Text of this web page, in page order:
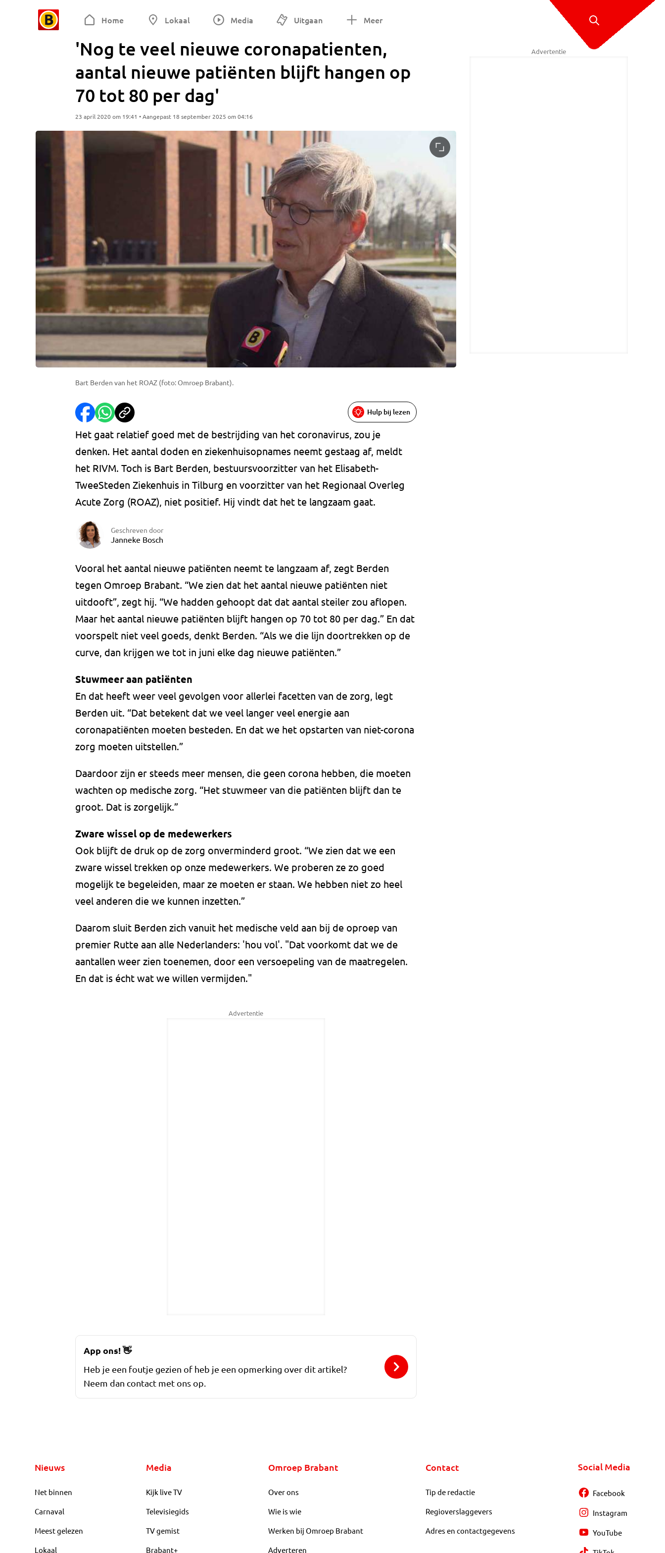
Home Lokaal Media Uitgaan Meer
'Nog te veel nieuwe coronapatienten,
aantal nieuwe patiënten blijft hangen op
70 tot 80 per dag'
23 april 2020 om 19:41 • Aangepast 18 september 2025 om 04:16
Bart Berden van het ROAZ (foto: Omroep Brabant).
Hulp bij lezen
Het gaat relatief goed met de bestrijding van het coronavirus, zou je
denken. Het aantal doden en ziekenhuisopnames neemt gestaag af, meldt
het RIVM. Toch is Bart Berden, bestuursvoorzitter van het Elisabeth-
TweeSteden Ziekenhuis in Tilburg en voorzitter van het Regionaal Overleg
Acute Zorg (ROAZ), niet positief. Hij vindt dat het te langzaam gaat.
Geschreven door
Janneke Bosch
Vooral het aantal nieuwe patiënten neemt te langzaam af, zegt Berden
tegen Omroep Brabant. “We zien dat het aantal nieuwe patiënten niet
uitdooft”, zegt hij. “We hadden gehoopt dat dat aantal steiler zou aflopen.
Maar het aantal nieuwe patiënten blijft hangen op 70 tot 80 per dag.” En dat
voorspelt niet veel goeds, denkt Berden. “Als we die lijn doortrekken op de
curve, dan krijgen we tot in juni elke dag nieuwe patiënten.”
Stuwmeer aan patiënten
En dat heeft weer veel gevolgen voor allerlei facetten van de zorg, legt
Berden uit. “Dat betekent dat we veel langer veel energie aan
coronapatiënten moeten besteden. En dat we het opstarten van niet-corona
zorg moeten uitstellen.”
Daardoor zijn er steeds meer mensen, die geen corona hebben, die moeten
wachten op medische zorg. “Het stuwmeer van die patiënten blijft dan te
groot. Dat is zorgelijk.”
Zware wissel op de medewerkers
Ook blijft de druk op de zorg onverminderd groot. “We zien dat we een
zware wissel trekken op onze medewerkers. We proberen ze zo goed
mogelijk te begeleiden, maar ze moeten er staan. We hebben niet zo heel
veel anderen die we kunnen inzetten.”
Daarom sluit Berden zich vanuit het medische veld aan bij de oproep van
premier Rutte aan alle Nederlanders: 'hou vol'. "Dat voorkomt dat we de
aantallen weer zien toenemen, door een versoepeling van de maatregelen.
En dat is écht wat we willen vermijden."
Advertentie
Advertentie
App ons!👋
Heb je een foutje gezien of heb je een opmerking over dit artikel?
Neem dan contact met ons op.
Nieuws
Net binnen
Carnaval
Meest gelezen
Lokaal
Media
Kijk live TV
Televisiegids
TV gemist
Brabant+
Omroep Brabant
Over ons
Wie is wie
Werken bij Omroep Brabant
Adverteren
Contact
Tip de redactie
Regioverslaggevers
Adres en contactgegevens
Social Media
Facebook
Instagram
YouTube